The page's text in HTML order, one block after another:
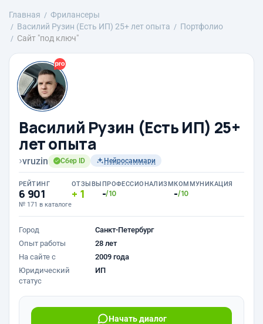
Главная
Фрилансеры
Василий Рузин (Есть ИП) 25+ лет опыта
Портфолио
Сайт "под ключ"
Василий Рузин (Есть ИП) 25+
лет опыта
›vruzin Сбер ID Нейросаммари
РЕЙТИНГ
6 901
№ 171 в каталоге
ОТЗЫВЫ
1
ПРОФЕССИОНАЛИЗМ
-/10
КОММУНИКАЦИЯ
-/10
Город
Санкт-Петербург
Опыт работы
28 лет
На сайте с
2009 года
Юридический
статус
ИП
Начать диалог